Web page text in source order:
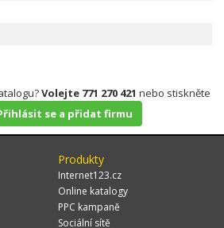
Volejte 771 270 421 nebo stiskněte
se a přidat firmu
Produkty
Internet123.cz
Online katalogy
PPC kampaně
Sociální sítě